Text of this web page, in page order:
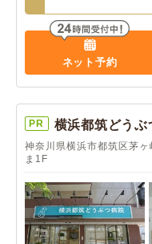
ネット予約
PR 横浜都筑どうぶ
神奈川県横浜市都筑区茅
ま1F